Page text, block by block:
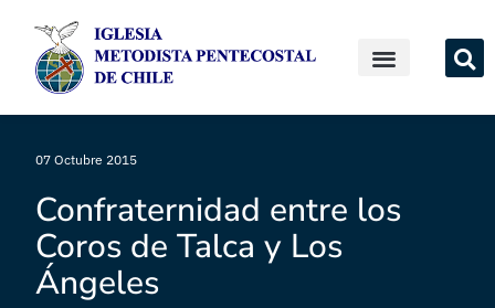
07 Octubre 2015
Confraternidad entre los
Coros de Talca y Los
Ángeles